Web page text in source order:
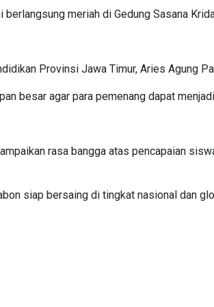
meriah di Gedung Sasana
Provinsi Jawa Timur, Aries Agung
besar agar para pemenang dapat
rasa bangga atas pencapaian
siap bersaing di tingkat nasional dan